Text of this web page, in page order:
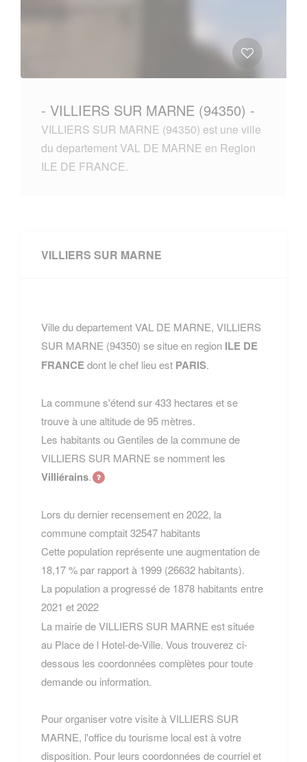
- VILLIERS SUR MARNE (94350) -
VILLIERS SUR MARNE (94350) est une ville
du departement VAL DE MARNE en Region
ILE DE FRANCE.
VILLIERS SUR MARNE
Ville du departement VAL DE MARNE, VILLIERS
SUR MARNE (94350) se situe en region ILE DE
FRANCEdont le chef lieu est PARIS.
La commune s'étend sur 433 hectares et se
trouve à une altitude de 95 mètres.
Les habitants ou Gentiles de la commune de
VILLIERS SUR MARNE se nomment les
Villiérains.
Lors du dernier recensement en 2022, la
commune comptait 32547 habitants
Cette population représente une augmentation de
18,17 % par rapport à 1999 (26632 habitants).
La population a progressé de 1878 habitants entre
2021 et 2022
La mairie de VILLIERS SUR MARNE est située
au Place de l Hotel-de-Ville. Vous trouverez ci-
dessous les coordonnées complètes pour toute
demande ou information.
Pour organiser votre visite à VILLIERS SUR
MARNE, l'office du tourisme local est à votre
disposition. Pour leurs coordonnées de courriel et